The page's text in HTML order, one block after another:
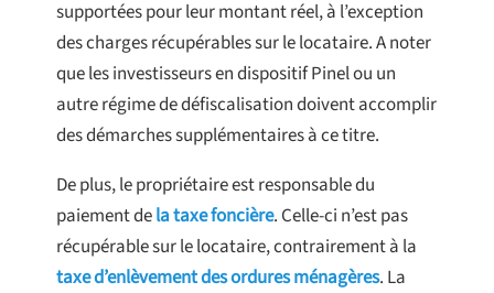
supportées pour leur montant réel, à l’exception
des charges récupérables sur le locataire. A noter
que les investisseurs en dispositif Pinel ou un
autre régime de défiscalisation doivent accomplir
des démarches supplémentaires à ce titre.
De plus, le propriétaire est responsable du
paiement dela taxe foncière. Celle-ci n’est pas
récupérable sur le locataire, contrairement à la
taxe d’enlèvement des ordures ménagères. La